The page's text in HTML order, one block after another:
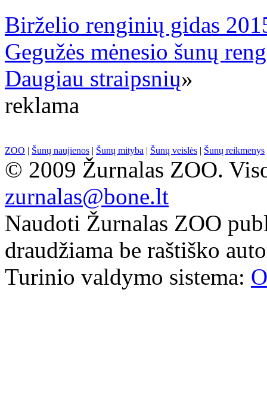
Birželio renginių gidas
Gegužės mėnesio šunų
Daugiau straipsnių»
reklama
ZOO | Šunų naujienos | Šunų mityba | Šunų veislės | Šunų reikmenys
© 2009 Žurnalas ZOO.
zurnalas@bone.lt
Naudoti Žurnalas ZOO
draudžiama be raštiško
Turinio valdymo sistema: